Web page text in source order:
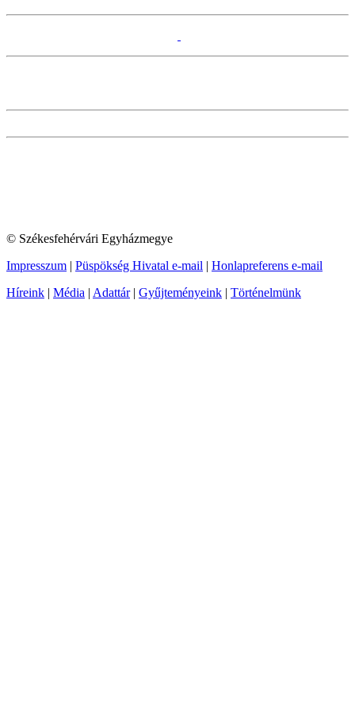
© Székesfehérvári Egyházmegye
Impresszum | Püspökség Hivatal e-mail | Honlapreferens e-mail
Híreink | Média | Adattár| Gyűjteményeink | Történelmünk